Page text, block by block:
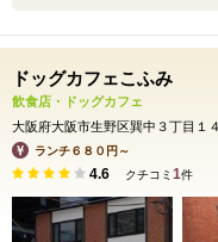
ドッグカフェこふみ
飲食店・ドッグカフェ
大阪府大阪市生野区巽中３丁目１
ランチ６８０円～
4.6 クチコミ 1件